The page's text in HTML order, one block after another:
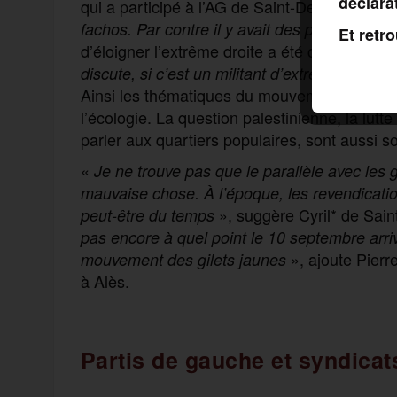
qui a participé à l’AG de Saint-Denis (93).
fachos. Par contre il y avait des primo
d’éloigner l’extrême droite a été clairement
discute, si c’est un militant d’extrême droite,
Ainsi les thématiques du mouvement
l’écologie. La question palestinienne, la
parler aux quartiers populaires, sont aussi
« Je ne trouve pas que le parallèle avec les
mauvaise chose. À l’époque, les
peut-être du temps », suggère Cyril* de
pas encore à quel point le 10 septembre
mouvement des gilets jaunes », ajoute
à Alès.
Partis de gauche et
Et